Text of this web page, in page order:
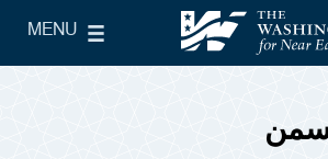
The Washington Institute
MENU
Main Menu